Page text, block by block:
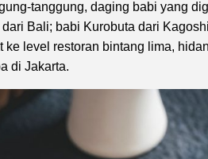
tanggung, daging babi yang
Bali; babi Kurobuta dari
level restoran bintang lima,
di Jakarta.